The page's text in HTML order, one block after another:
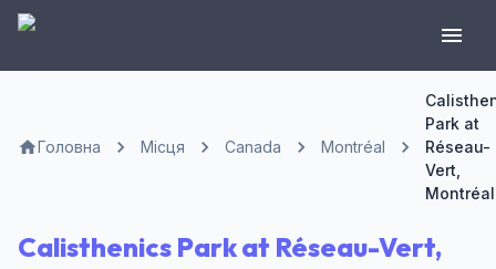
Головна Місця Canada Montréal
Park at
Réseau-
Vert,
Montréal
Calisthenics Park at Réseau-Vert,